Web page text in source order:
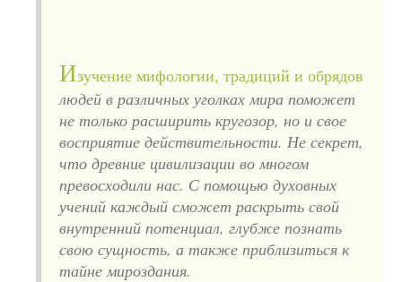
Изучение мифологии, традиций и обрядов
людей в различных уголках мира поможет
не только расширить кругозор, но и свое
восприятие действительности. Не секрет,
что древние цивилизации во многом
превосходили нас. С помощью духовных
учений каждый сможет раскрыть свой
внутренний потенциал, глубже познать
свою сущность, а также приблизиться к
тайне мироздания.